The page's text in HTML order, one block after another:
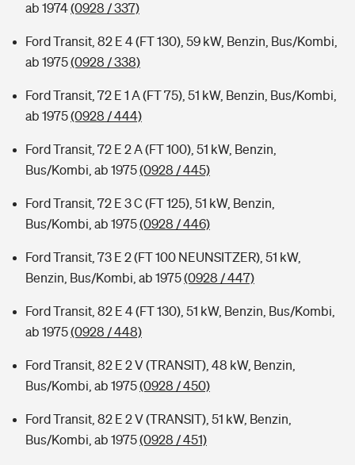
ab 1974(0928 / 337)
Ford Transit, 82 E 4 (FT 130), 59 kW, Benzin, Bus/Kombi,
ab 1975(0928 / 338)
Ford Transit, 72 E 1 A (FT 75), 51 kW, Benzin, Bus/Kombi,
ab 1975(0928 / 444)
Ford Transit, 72 E 2 A (FT 100), 51 kW, Benzin,
Bus/Kombi, ab 1975(0928 / 445)
Ford Transit, 72 E 3 C (FT 125), 51 kW, Benzin,
Bus/Kombi, ab 1975(0928 / 446)
Ford Transit, 73 E 2 (FT 100 NEUNSITZER), 51 kW,
Benzin, Bus/Kombi, ab 1975(0928 / 447)
Ford Transit, 82 E 4 (FT 130), 51 kW, Benzin, Bus/Kombi,
ab 1975(0928 / 448)
Ford Transit, 82 E 2 V (TRANSIT), 48 kW, Benzin,
Bus/Kombi, ab 1975(0928 / 450)
Ford Transit, 82 E 2 V (TRANSIT), 51 kW, Benzin,
Bus/Kombi, ab 1975(0928 / 451)